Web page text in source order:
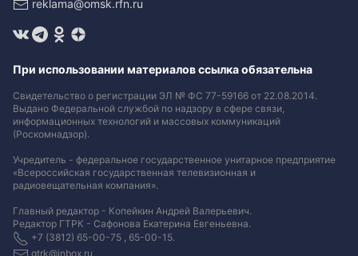
reklama@omsk.rfn.ru
При использовании материалов ссылка обязательна
Свидетельство о регистрации ЭЛ № ФС 77-59166 от 22.08.2014.
Выдано Федеральной службой по надзору в сфере связи,
информационных технологий и массовых коммуникаций
(Роскомнадзор).
Учредитель - федеральное государственное унитарное предприятие
«Всероссийская государственная телевизионная и
радиовещательная компания».
Главный редактор - Копейкин Андрей Валерьевич.
Редактор ГТРК - Сафонова Екатерина Евгеньевна.
+7 (3812) 65-00-75 , 65-00-15.